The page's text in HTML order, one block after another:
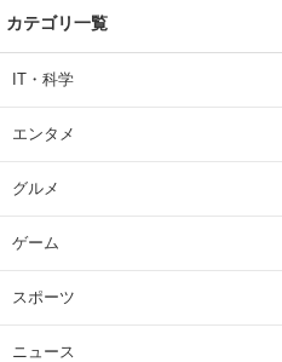
カテゴリ一覧
IT・科学
エンタメ
グルメ
ゲーム
スポーツ
ニュース